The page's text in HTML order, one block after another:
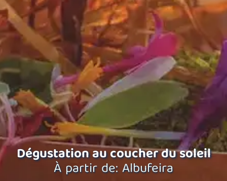
Dégustation au coucher du soleil
À partir de: Albufeira